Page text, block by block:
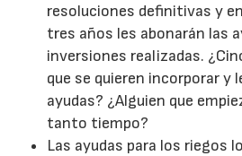
resoluciones definitivas y
tres años les abonarán las
inversiones realizadas.
que se quieren incorporar y
ayudas? ¿Alguien que
tanto tiempo?
Las ayudas para los riegos